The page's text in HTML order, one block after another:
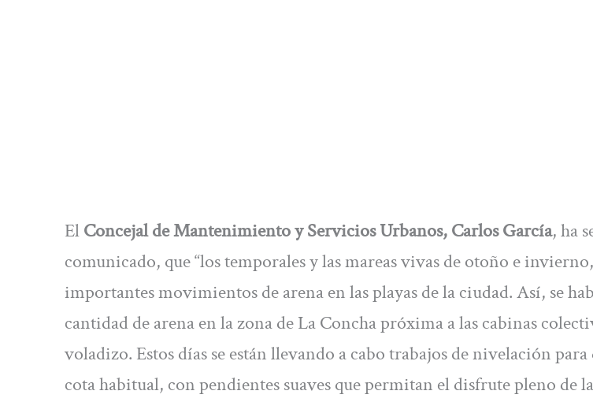
ElConcejal de Mantenimiento y Servicios Urbanos, Carlos García, ha
comunicado, que “los temporales y las mareas vivas de otoño e
importantes movimientos de arena en las playas de la ciudad. Así, se
cantidad de arena en la zona de La Concha próxima a las cabinas
voladizo. Estos días se están llevando a cabo trabajos de nivelación
cota habitual, con pendientes suaves que permitan el disfrute pleno de